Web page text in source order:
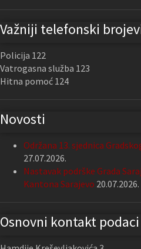
Važniji telefonski
Policija 122
Vatrogasna služba 123
Hitna pomoć 124
Novosti
Održana 13. sjednica
27.07.2026.
Nastavak podrške Grada
Kantona Sarajevo 20.07.2026.
Osnovni kontakt podaci